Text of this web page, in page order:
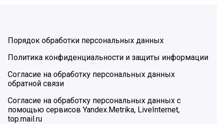
Порядок обработки персональных данных
Политика конфиденциальности и защиты информации
Согласие на обработку персональных данных
обратной связи
Согласие на обработку персональных данных с
помощью сервисов Yandex.Metrika, LiveInternet,
top.mail.ru